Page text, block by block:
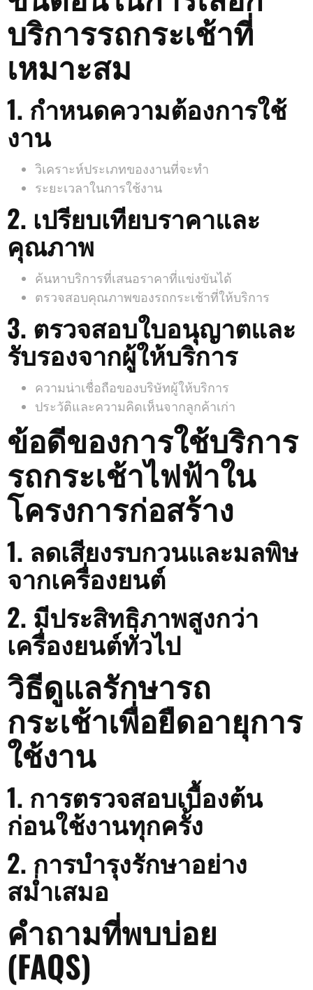
บริการรถกระเช้าที่
เหมาะสม
1. กำหนดความต้องการใช้
งาน
วิเคราะห์ประเภทของงานที่จะทำ
ระยะเวลาในการใช้งาน
2. เปรียบเทียบราคาและ
คุณภาพ
ค้นหาบริการที่เสนอราคาที่แข่งขันได้
ตรวจสอบคุณภาพของรถกระเช้าที่ให้บริการ
3. ตรวจสอบใบอนุญาตและ
รับรองจากผู้ให้บริการ
ความน่าเชื่อถือของบริษัทผู้ให้บริการ
ประวัติและความคิดเห็นจากลูกค้าเก่า
ข้อดีของการใช้บริการ
รถกระเช้าไฟฟ้าใน
โครงการก่อสร้าง
1. ลดเสียงรบกวนและมลพิษ
จากเครื่องยนต์
2. มีประสิทธิภาพสูงกว่า
เครื่องยนต์ทั่วไป
วิธีดูแลรักษารถ
กระเช้าเพื่อยืดอายุการ
ใช้งาน
1. การตรวจสอบเบื้องต้น
ก่อนใช้งานทุกครั้ง
2. การบำรุงรักษาอย่าง
สม่ำเสมอ
คำถามที่พบบ่อย
(FAQS)